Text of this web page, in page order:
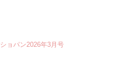
ショパン2026年3月号